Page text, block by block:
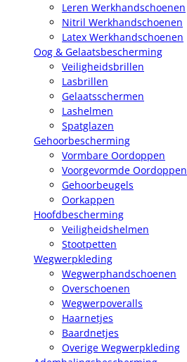
Leren Werkhandschoenen
Nitril Werkhandschoenen
Latex Werkhandschoenen
Oog & Gelaatsbescherming
Veiligheidsbrillen
Lasbrillen
Gelaatsschermen
Lashelmen
Spatglazen
Gehoorbescherming
Vormbare Oordoppen
Voorgevormde Oordoppen
Gehoorbeugels
Oorkappen
Hoofdbescherming
Veiligheidshelmen
Stootpetten
Wegwerpkleding
Wegwerphandschoenen
Overschoenen
Wegwerpoveralls
Haarnetjes
Baardnetjes
Overige Wegwerpkleding